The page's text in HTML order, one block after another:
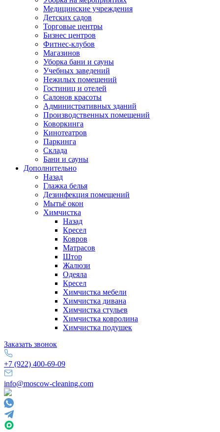
Медицинские учреждения
Детских садов
Торговые центры
Бизнес центров
Фитнес-клубов
Магазинов
Уборка бани и сауны
Учебных заведений
Нежилых помещений
Гостиниц и отелей
Салонов красоты
Административных зданий
Производственных помещений
Коворкинга
Кинотеатров
Паркинга
Склада
Бани и сауны
Дополнительно
Назад
Глажка белья
Дезинфекция помещений
Мытьё окон
Химчистка
Назад
Кресел
Ковров
Матрасов
Штор
Жалюзи
Одеяла
Кресел
Химчистка мебели
Химчистка дивана
Химчистка стульев
Химчистка ковролина
Химчистка подушек
Заказать звонок
+7 (922) 400-69-09
info@moscow-cleaning.com